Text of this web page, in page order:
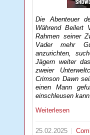
Die Abenteuer
Während Beilert
Rahmen seiner
Vader mehr
anzurichten,
Jägern weiter
zweier
Crimson Dawn
einen Mann
einschleusen
Weiterlesen
25.02.2025